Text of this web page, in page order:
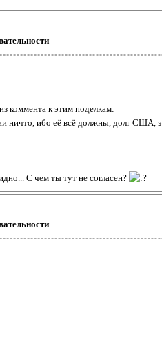
коммента к этим поделкам:
ничто, ибо её всё должны, долг
С чем ты тут не согласен?